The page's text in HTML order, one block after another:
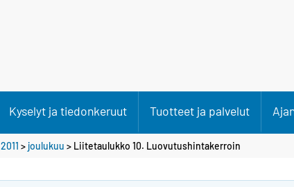
Kyselyt ja tiedonkeruut Tuotteet ja palvelut
2011 > joulukuu > Liitetaulukko 10. Luovutushintakerroin